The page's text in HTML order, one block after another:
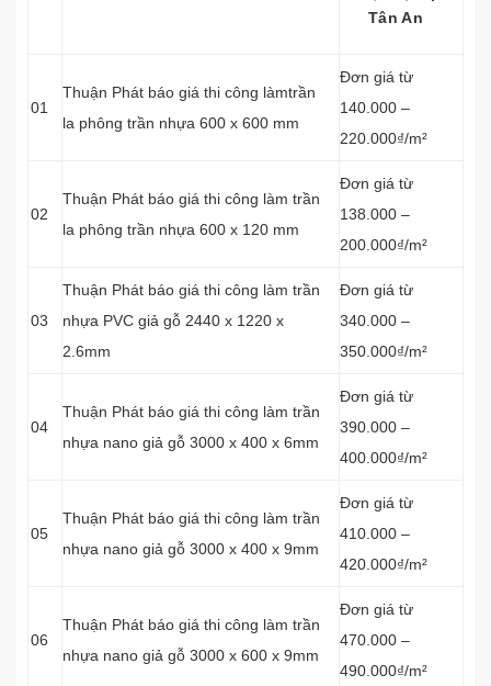
Tân An
01
Thuận Phát báo giá thi công làmtrần
la phông trần nhựa 600 x 600 mm
Đơn giá từ
140.000 –
220.000₫/m²
02
Thuận Phát báo giá thi công làm trần
la phông trần nhựa 600 x 120 mm
Đơn giá từ
138.000 –
200.000₫/m²
03
Thuận Phát báo giá thi công làm trần
nhựa PVC giả gỗ 2440 x 1220 x
2.6mm
Đơn giá từ
340.000 –
350.000₫/m²
04
Thuận Phát báo giá thi công làm trần
nhựa nano giả gỗ 3000 x 400 x 6mm
Đơn giá từ
390.000 –
400.000₫/m²
05
Thuận Phát báo giá thi công làm trần
nhựa nano giả gỗ 3000 x 400 x 9mm
Đơn giá từ
410.000 –
420.000₫/m²
06
Thuận Phát báo giá thi công làm trần
nhựa nano giả gỗ 3000 x 600 x 9mm
Đơn giá từ
470.000 –
490.000₫/m²